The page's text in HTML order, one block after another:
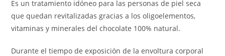
Es un tratamiento idóneo para las personas de piel seca
que quedan revitalizadas gracias a los oligoelementos,
vitaminas y minerales del chocolate 100% natural.
Durante el tiempo de exposición de la envoltura corporal